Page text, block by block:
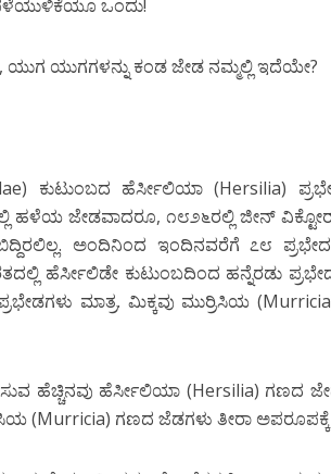
ಒಂದು!
ಯುಗಗಳನ್ನು ಕಂಡ ಜೇಡ ನಮ್ಮಲ್ಲಿ ಇದೆಯೇ?
ಕುಟುಂಬದ ಹೆರ್ಸೀಲಿಯಾ (Hersilia)
ಹಳೆಯ ಜೇಡವಾದರೂ, ೧೮೨೬ರಲ್ಲಿ ಜೀನ್
ಅಂದಿನಿಂದ ಇಂದಿನವರೆಗೆ ೭೮
ಹೆರ್ಸೀಲಿಡೇ ಕುಟುಂಬದಿಂದ ಹನ್ನೆರಡು
ಪ್ರಭೇಡಗಳು ಮಾತ್ರ. ಮಿಕ್ಕವು ಮುರ್ರಿಸಿಯ
ಹೆಚ್ಚಿನವು ಹೆರ್ಸೀಲಿಯಾ (Hersilia) ಗಣದ
(Murricia) ಗಣದ ಜೆಡಗಳು ತೀರಾ